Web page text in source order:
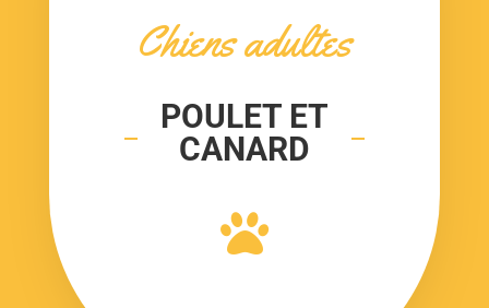
Chiens adultes
POULET ET
CANARD
